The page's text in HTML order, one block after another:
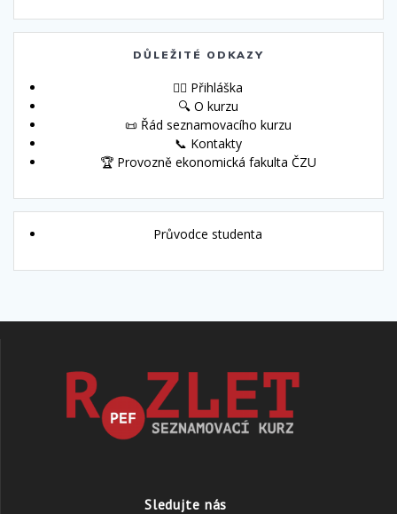
DŮLEŽITÉ ODKAZY
🙋‍♀️ Přihláška
🔍 O kurzu
📜 Řád seznamovacího kurzu
📞 Kontakty
🏆 Provozně ekonomická fakulta ČZU
Průvodce studenta
Sledujte nás